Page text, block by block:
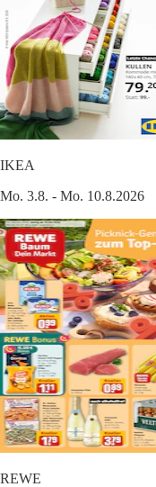
IKEA
Mo. 3.8. - Mo. 10.8.2026
REWE